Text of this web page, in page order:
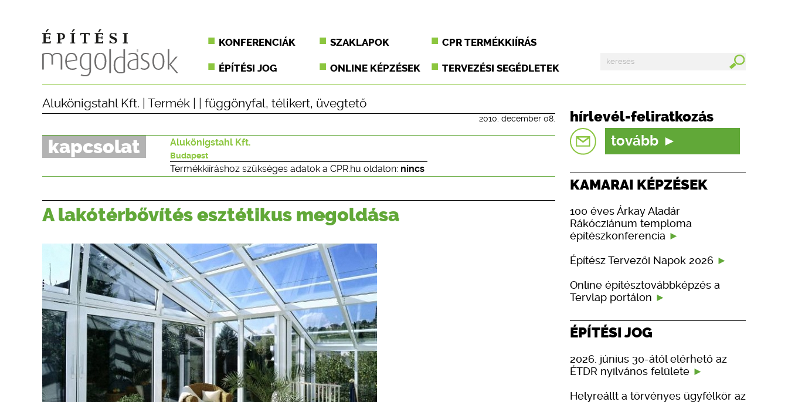
KONFERENCIÁK SZAKLAPOK CPR TERMÉKKIÍRÁS
ÉPÍTÉSI JOG ONLINE KÉPZÉSEK TERVEZÉSI SEGÉDLETEK
Alukönigstahl Kft. Termék függönyfal, télikert, üvegtető
2010. december 08.
kapcsolat Alukönigstahl Kft.
Budapest
Termékkiíráshoz szükséges adatok a CPR.hu oldalon: nincs
A lakótérbővítés esztétikus megoldása
hírlevél-feliratkozás
tovább
KAMARAI KÉPZÉSEK
100 éves Árkay Aladár
Rákócziánum temploma
építészkonferencia
Építész Tervezői Napok 2026
Online építésztovábbképzés a
Tervlap portálon
ÉPÍTÉSI JOG
2026. június 30-ától elérhető az
ÉTDR nyilvános felülete
Helyreállt a törvényes ügyfélkör az